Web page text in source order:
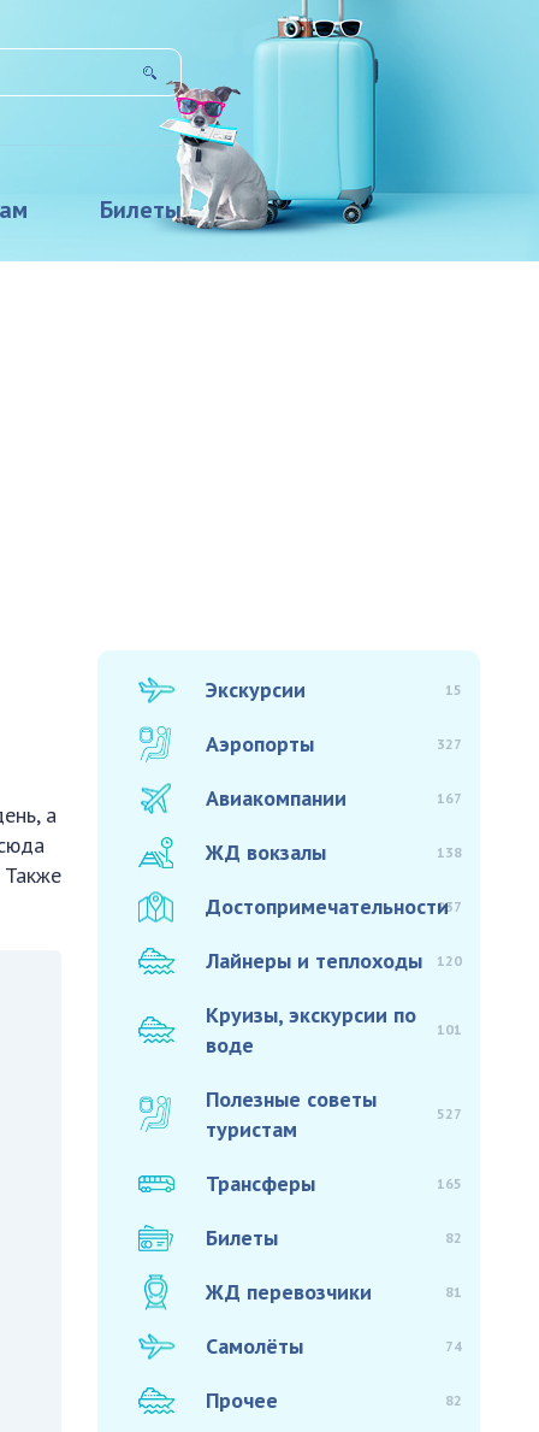
Билеты
а
Экскурсии 15
Аэропорты 327
Авиакомпании 167
ЖД вокзалы 138
Достопримечательности937
Лайнеры и теплоходы 120
Круизы, экскурсии по
воде
101
Полезные советы
туристам
527
Трансферы 165
Билеты 82
ЖД перевозчики 81
Самолёты 74
Прочее 82